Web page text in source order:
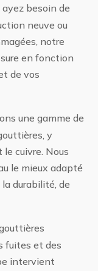
ayez besoin de
neuve ou
notre
en fonction
de vos
une gamme de
y
cuivre. Nous
le mieux adapté
durabilité, de
fuites et des
intervient